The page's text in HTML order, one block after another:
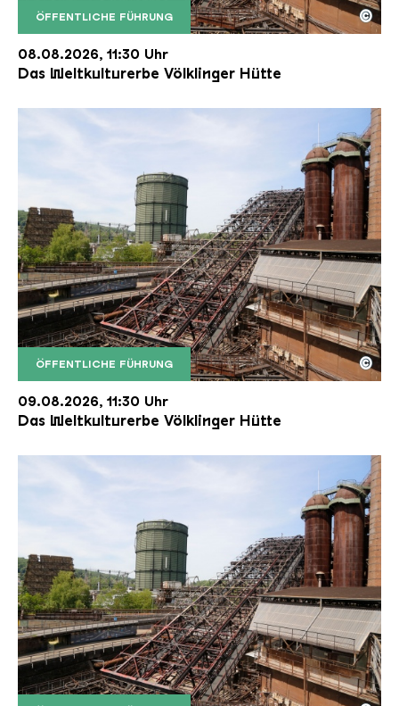
ÖFFENTLICHE FÜHRUNG
Der Erzschrägaufzug der Völklinger Hütte mit
Copyright: Weltkulturerbe Völklinger Hütte | Karl
©
08.08.2026, 11:30 Uhr
Das Weltkulturerbe Völklinger Hütte
ÖFFENTLICHE FÜHRUNG
Der Erzschrägaufzug der Völklinger Hütte mit
Copyright: Weltkulturerbe Völklinger Hütte | Karl
©
09.08.2026, 11:30 Uhr
Das Weltkulturerbe Völklinger Hütte